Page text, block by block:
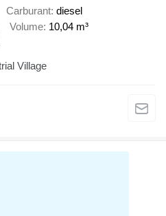
Carburant diesel
Volume 10,04 m³
Village